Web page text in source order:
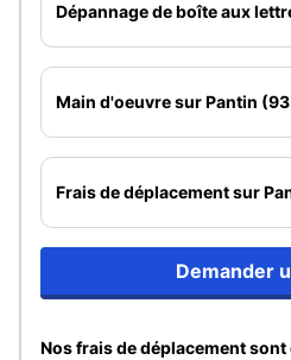
Dépannage de boîte aux
Main d'oeuvre sur Pantin
Frais de déplacement sur
Demander
Nos frais de déplacement